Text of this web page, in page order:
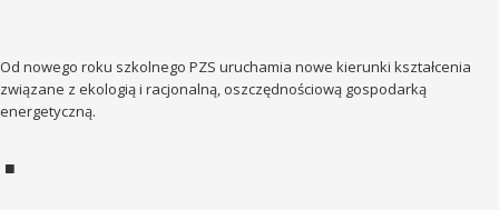
Od nowego roku szkolnego PZS uruchamia nowe kierunki kształcenia
związane z ekologią i racjonalną, oszczędnościową gospodarką
energetyczną.
■